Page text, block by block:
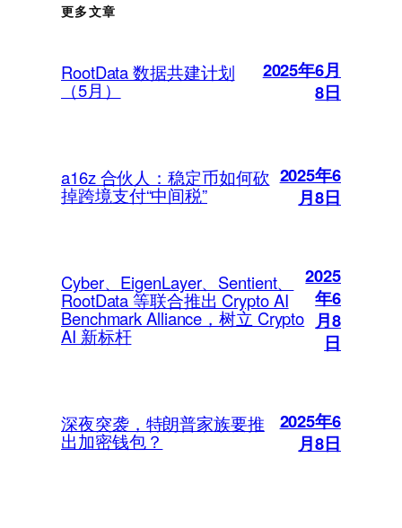
更多文章
RootData 数据共建计划
（5月）
2025年6月
8日
a16z 合伙人：稳定币如何砍
掉跨境支付“中间税”
2025年6
月8日
Cyber、EigenLayer、Sentient、
RootData 等联合推出 Crypto AI
Benchmark Alliance，树立 Crypto
AI 新标杆
2025
年6
月8
日
深夜突袭，特朗普家族要推
出加密钱包？
2025年6
月8日